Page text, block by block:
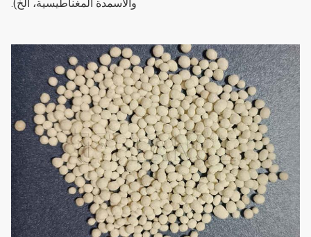
والأسمدة المغناطيسية، الخ).